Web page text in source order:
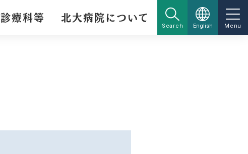
診療科等 北大病院について
Search English Menu